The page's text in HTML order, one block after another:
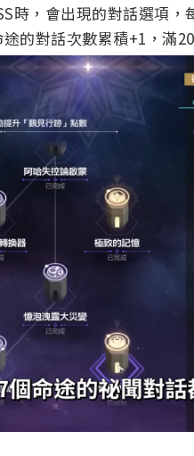
時，會出現的對話選項
的對話次數累積+1，滿